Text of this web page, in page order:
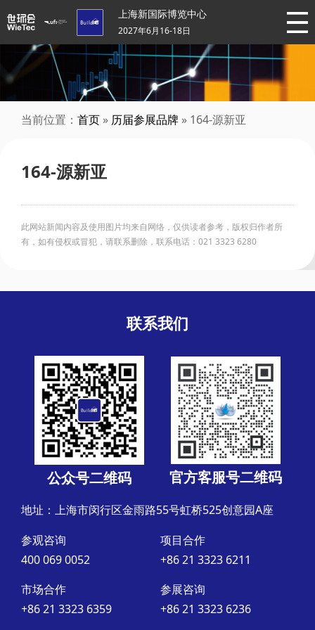
上海新国际博览中心
2027年6月16-18日
当前位置： 首页 » 历届参展品牌 » 164-源新亚
164-源新亚
此网站新闻内容及使用图片均来自网络，仅供读者参考，版权归作者所
有，如有侵权或冒犯，请联系删除，联系电话：021 3323 6280
联系我们
公众号二维码 官方客服号二维码
地址：上海市闵行区金雨路55号虹桥525创意园A座
参观咨询
400 069 0052
项目合作
+86 21 3323 6211
市场合作
+86 21 3323 6359
参展咨询
+86 21 3323 6236